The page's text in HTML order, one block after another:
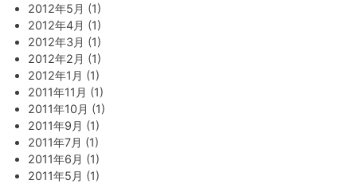
2012年5月 (1)
2012年4月 (1)
2012年3月 (1)
2012年2月 (1)
2012年1月 (1)
2011年11月 (1)
2011年10月 (1)
2011年9月 (1)
2011年7月 (1)
2011年6月 (1)
2011年5月 (1)